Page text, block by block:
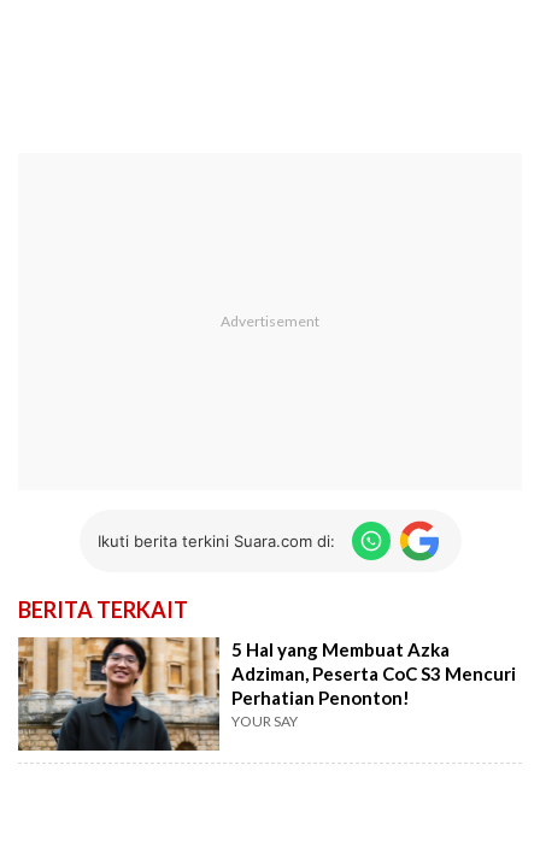
Ikuti berita terkini Suara.com di:
BERITA TERKAIT
5 Hal yang Membuat Azka
Adziman, Peserta CoC S3 Mencuri
Perhatian Penonton!
YOUR SAY